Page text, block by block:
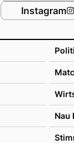
Nau
Instagram